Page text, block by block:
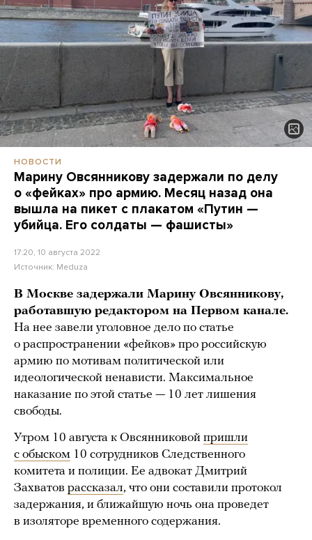
НОВОСТИ
Марину Овсянникову задержали по делу
о «фейках» про армию. Месяц назад она
вышла на пикет с плакатом «Путин —
убийца. Его солдаты — фашисты»
17:20, 10 августа 2022
Источник: Meduza
В Москве задержали Марину Овсянникову,
работавшую редактором на Первом канале.
На нее завели уголовное дело по статье
о распространении «фейков» про российскую
армию по мотивам политической или
идеологической ненависти. Максимальное
наказание по этой статье — 10 лет лишения
свободы.
Утром 10 августа к Овсянниковой пришли
с обыском 10 сотрудников Следственного
комитета и полиции. Ее адвокат Дмитрий
Захватов рассказал, что они составили протокол
задержания, и ближайшую ночь она проведет
в изоляторе временного содержания.